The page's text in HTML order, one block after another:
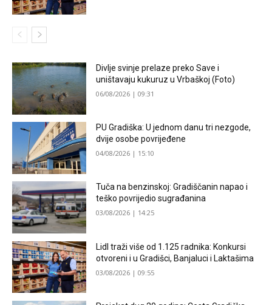
Divlje svinje prelaze preko Save i
uništavaju kukuruz u Vrbaškoj (Foto)
06/08/2026 | 09:31
PU Gradiška: U jednom danu tri nezgode,
dvije osobe povrijeđene
04/08/2026 | 15:10
Tuča na benzinskoj: Gradiščanin napao i
teško povrijedio sugrađanina
03/08/2026 | 14:25
Lidl traži više od 1.125 radnika: Konkursi
otvoreni i u Gradišci, Banjaluci i Laktašima
03/08/2026 | 09:55